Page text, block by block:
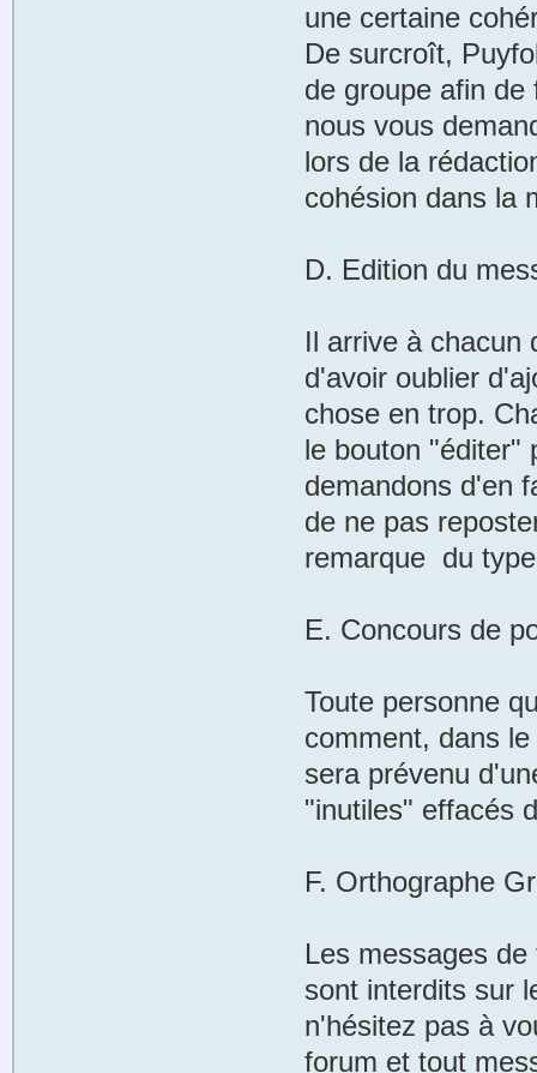
une certaine
De surcroît,
de groupe afin
nous vous
lors de la
cohésion dans la
D. Edition du
Il arrive à chacun
d'avoir oublier
chose en trop.
le bouton "éditer"
demandons d'en
de ne pas
remarque du
E. Concours de
Toute personne
comment, dans
sera prévenu
"inutiles" effacés
F. Orthographe
Les messages
sont interdits sur
n'hésitez pas à
forum et tout